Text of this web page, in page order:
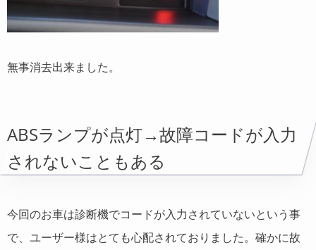
無事消去出来ました。
ABSランプが点灯→故障コードが入力
されないこともある
今回のお車は診断機でコードが入力されていないという事
で、ユーザー様はとても心配されておりました。確かに故